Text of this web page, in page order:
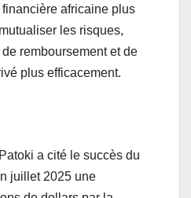
africaine plus
les risques,
remboursement et de
plus efficacement.
a cité le succès du
juillet 2025 une